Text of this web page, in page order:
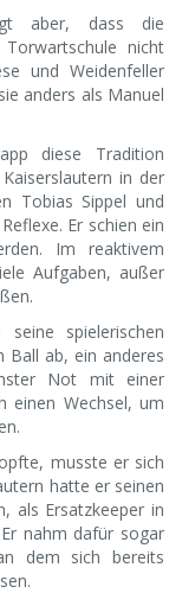
aber, dass die
nicht
und Weidenfeller
anders als Manuel
diese Tradition
in der
Tobias Sippel und
Er schien ein
Im reaktivem
Aufgaben, außer
spielerischen
Ball ab, ein anderes
Not mit einer
einen Wechsel, um
musste er sich
hatte er seinen
als Ersatzkeeper in
nahm dafür sogar
dem sich bereits